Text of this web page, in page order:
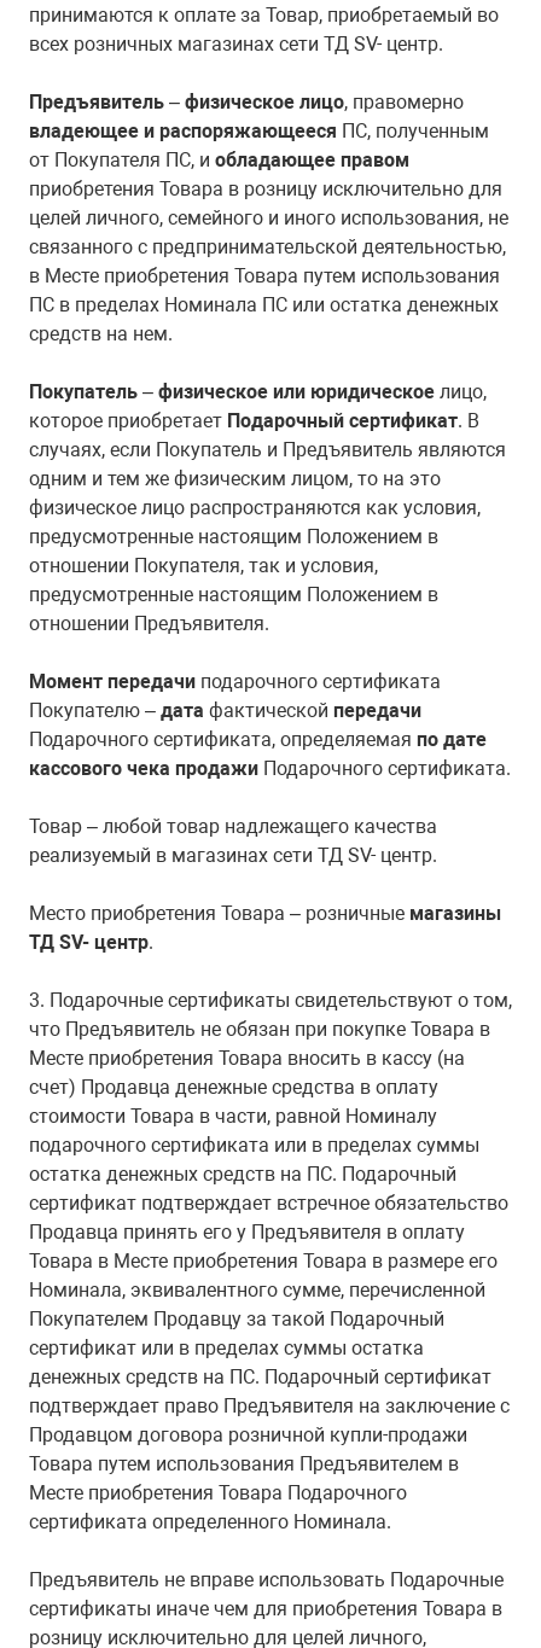
принимаются к оплате за Товар, приобретаемый во
всех розничных магазинах сети ТД SV- центр.
Предъявитель – физическое лицо, правомерно
владеющее и распоряжающееся ПС, полученным
от Покупателя ПС, и обладающее правом
приобретения Товара в розницу исключительно для
целей личного, семейного и иного использования, не
связанного с предпринимательской деятельностью,
в Месте приобретения Товара путем использования
ПС в пределах Номинала ПС или остатка денежных
средств на нем.
Покупатель – физическое или юридическое лицо,
которое приобретает Подарочный сертификат. В
случаях, если Покупатель и Предъявитель являются
одним и тем же физическим лицом, то на это
физическое лицо распространяются как условия,
предусмотренные настоящим Положением в
отношении Покупателя, так и условия,
предусмотренные настоящим Положением в
отношении Предъявителя.
Момент передачи подарочного сертификата
Покупателю – дата фактической передачи
Подарочного сертификата, определяемая по дате
кассового чека продажи Подарочного сертификата.
Товар – любой товар надлежащего качества
реализуемый в магазинах сети ТД SV- центр.
Место приобретения Товара – розничные магазины
ТД SV- центр.
3. Подарочные сертификаты свидетельствуют о том,
что Предъявитель не обязан при покупке Товара в
Месте приобретения Товара вносить в кассу (на
счет) Продавца денежные средства в оплату
стоимости Товара в части, равной Номиналу
подарочного сертификата или в пределах суммы
остатка денежных средств на ПС. Подарочный
сертификат подтверждает встречное обязательство
Продавца принять его у Предъявителя в оплату
Товара в Месте приобретения Товара в размере его
Номинала, эквивалентного сумме, перечисленной
Покупателем Продавцу за такой Подарочный
сертификат или в пределах суммы остатка
денежных средств на ПС. Подарочный сертификат
подтверждает право Предъявителя на заключение с
Продавцом договора розничной купли-продажи
Товара путем использования Предъявителем в
Месте приобретения Товара Подарочного
сертификата определенного Номинала.
Предъявитель не вправе использовать Подарочные
сертификаты иначе чем для приобретения Товара в
розницу исключительно для целей личного,